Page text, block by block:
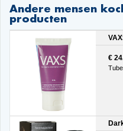
Andere mensen
producten
€